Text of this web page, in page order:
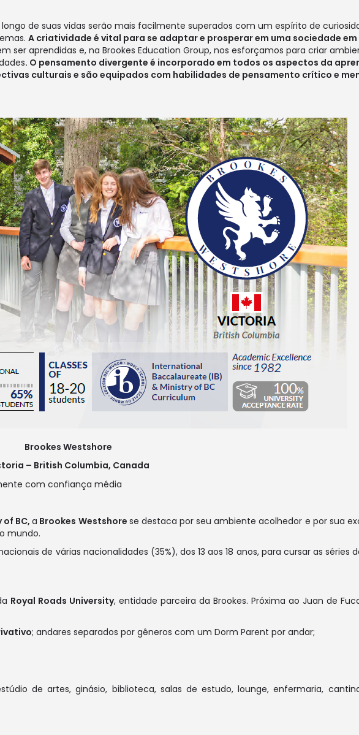
de suas vidas serão mais facilmente superados com um espírito de
A criatividade é vital para se adaptar e prosperar em uma sociedade
ser aprendidas e, na Brookes Education Group, nos esforçamos para criar
. O pensamento divergente é incorporado em todos os aspectos da
culturais e são equipados com habilidades de pensamento crítico e
Brookes Westshore
– British Columbia, Canada
of BC,a Brookes Westshore se destaca por seu ambiente acolhedor e por sua
mundo.
de várias nacionalidades (35%), dos 13 aos 18 anos, para cursar as séries
Royal Roads University, entidade parceira da Brookes. Próxima ao Juan de
; andares separados por gêneros com um Dorm Parent por andar;
de artes, ginásio, biblioteca, salas de estudo, lounge, enfermaria,